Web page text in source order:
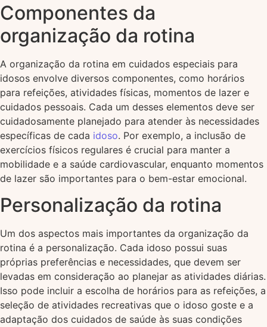
Componentes da
organização da rotina
A organização da rotina em cuidados especiais para
idosos envolve diversos componentes, como horários
para refeições, atividades físicas, momentos de lazer e
cuidados pessoais. Cada um desses elementos deve ser
cuidadosamente planejado para atender às necessidades
específicas de cada idoso. Por exemplo, a inclusão de
exercícios físicos regulares é crucial para manter a
mobilidade e a saúde cardiovascular, enquanto momentos
de lazer são importantes para o bem-estar emocional.
Personalização da rotina
Um dos aspectos mais importantes da organização da
rotina é a personalização. Cada idoso possui suas
próprias preferências e necessidades, que devem ser
levadas em consideração ao planejar as atividades diárias.
Isso pode incluir a escolha de horários para as refeições, a
seleção de atividades recreativas que o idoso goste e a
adaptação dos cuidados de saúde às suas condições